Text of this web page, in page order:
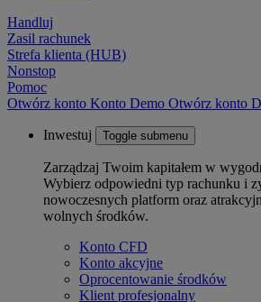
Handluj
Zasil rachunek
Strefa klienta (HUB)
Nonstop
Pomoc
Otwórz konto Konto Demo Otwórz konto
Inwestuj Toggle submenu
Zarządzaj Twoim kapitałem w
Wybierz odpowiedni typ rachunku i
nowoczesnych platform oraz
wolnych środków.
Konto CFD
Konto akcyjne
Oprocentowanie środków
Klient profesjonalny